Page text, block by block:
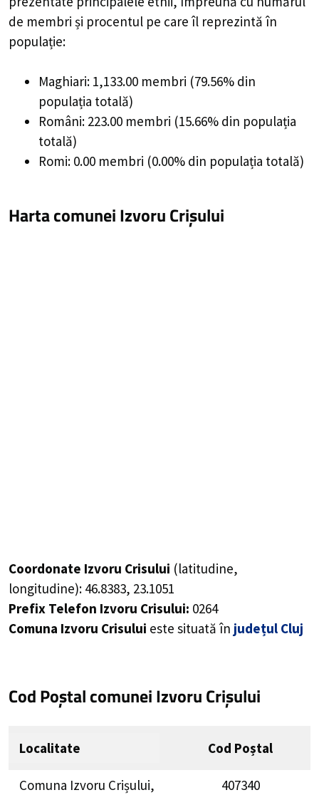
de membri și procentul pe care îl reprezintă în
populație:
Maghiari: 1,133.00 membri (79.56% din
populația totală)
Români: 223.00 membri (15.66% din populația
totală)
Romi: 0.00 membri (0.00% din populația totală)
Harta comunei Izvoru Crișului
Coordonate Izvoru Crisului (latitudine,
longitudine): 46.8383, 23.1051
Prefix Telefon Izvoru Crisului: 0264
Comuna Izvoru Crisului este situată în județul Cluj
Cod Poștal comunei Izvoru Crișului
Localitate Cod Poștal
Comuna Izvoru Crișului,
407340